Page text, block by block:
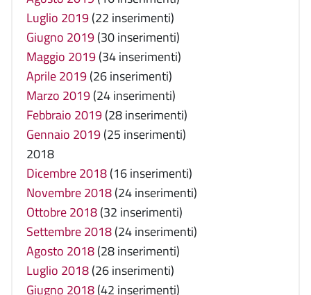
Luglio 2019(22 inserimenti)
Giugno 2019(30 inserimenti)
Maggio 2019(34 inserimenti)
Aprile 2019(26 inserimenti)
Marzo 2019(24 inserimenti)
Febbraio 2019(28 inserimenti)
Gennaio 2019(25 inserimenti)
2018
Dicembre 2018(16 inserimenti)
Novembre 2018(24 inserimenti)
Ottobre 2018(32 inserimenti)
Settembre 2018(24 inserimenti)
Agosto 2018(28 inserimenti)
Luglio 2018(26 inserimenti)
Giugno 2018(42 inserimenti)